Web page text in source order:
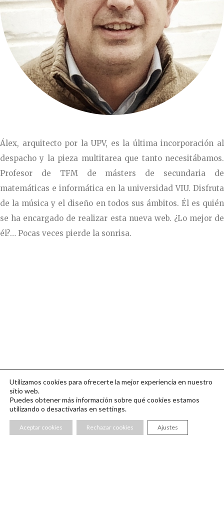
Álex, arquitecto por la UPV, es la última incorporación al
despacho y la pieza multitarea que tanto necesitábamos.
Profesor de TFM de másters de secundaria de
matemáticas e informática en la universidad VIU. Disfruta
de la música y el diseño en todos sus ámbitos. Él es quién
se ha encargado de realizar esta nueva web. ¿Lo mejor de
él?… Pocas veces pierde la sonrisa.
Utilizamos cookies para ofrecerte la mejor experiencia en nuestro
sitio web.
Puedes obtener más información sobre qué cookies estamos
utilizando o desactivarlas en settings.
Aceptar cookies Rechazar cookies Ajustes